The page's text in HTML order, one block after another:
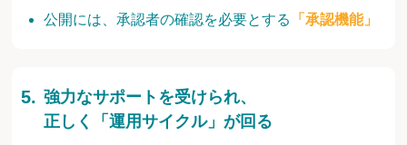
公開には、承認者の確認を必要とする
「承認機能」
強力なサポートを受けられ、
正しく「運用サイクル」が回る